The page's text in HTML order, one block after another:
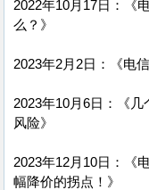
2022年10月17日：《
么？》
2023年2月2日：《电
2023年10月6日：《
风险》
2023年12月10日：《
幅降价的拐点！》